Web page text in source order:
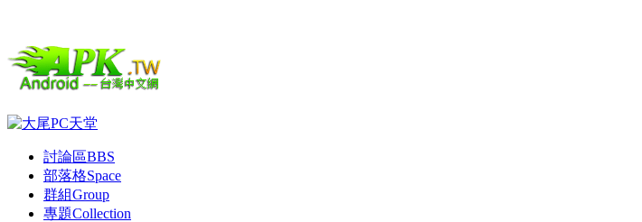
討論區BBS
部落格Space
群組Group
專題Collection